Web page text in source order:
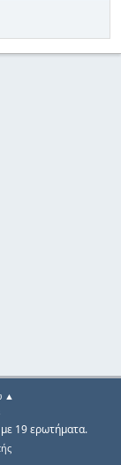
▲
19 ερωτήματα.